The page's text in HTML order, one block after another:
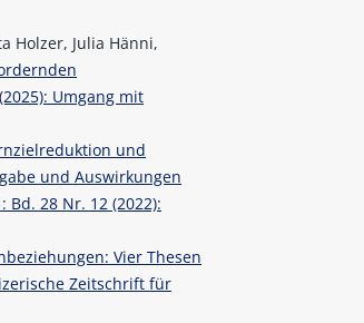
Holzer, Julia Hänni,
Umgang mit
und
und Auswirkungen
28 Nr. 12 (2022):
Vier Thesen
Zeitschrift für